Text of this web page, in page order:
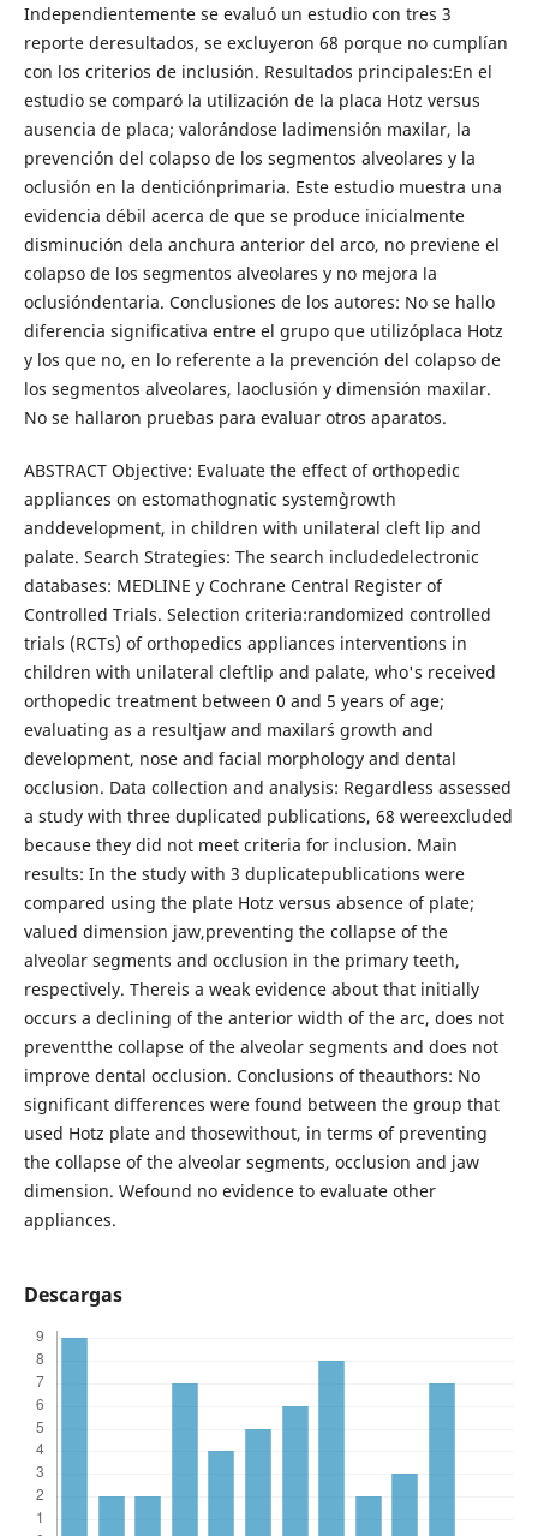
Independientemente se evaluó un estudio con tres 3
reporte deresultados, se excluyeron 68 porque no cumplían
con los criterios de inclusión. Resultados principales:En el
estudio se comparó la utilización de la placa Hotz versus
ausencia de placa; valorándose ladimensión maxilar, la
prevención del colapso de los segmentos alveolares y la
oclusión en la denticiónprimaria. Este estudio muestra una
evidencia débil acerca de que se produce inicialmente
disminución dela anchura anterior del arco, no previene el
colapso de los segmentos alveolares y no mejora la
oclusióndentaria. Conclusiones de los autores: No se hallo
diferencia significativa entre el grupo que utilizóplaca Hotz
y los que no, en lo referente a la prevención del colapso de
los segmentos alveolares, laoclusión y dimensión maxilar.
No se hallaron pruebas para evaluar otros aparatos.
ABSTRACT Objective: Evaluate the effect of orthopedic
appliances on estomathognatic system`growth
anddevelopment, in children with unilateral cleft lip and
palate. Search Strategies: The search includedelectronic
databases: MEDLINE y Cochrane Central Register of
Controlled Trials. Selection criteria:randomized controlled
trials (RCTs) of orthopedics appliances interventions in
children with unilateral cleftlip and palate, who's received
orthopedic treatment between 0 and 5 years of age;
evaluating as a resultjaw and maxilar´s growth and
development, nose and facial morphology and dental
occlusion. Data collection and analysis: Regardless assessed
a study with three duplicated publications, 68 wereexcluded
because they did not meet criteria for inclusion. Main
results: In the study with 3 duplicatepublications were
compared using the plate Hotz versus absence of plate;
valued dimension jaw,preventing the collapse of the
alveolar segments and occlusion in the primary teeth,
respectively. Thereis a weak evidence about that initially
occurs a declining of the anterior width of the arc, does not
preventthe collapse of the alveolar segments and does not
improve dental occlusion. Conclusions of theauthors: No
significant differences were found between the group that
used Hotz plate and thosewithout, in terms of preventing
the collapse of the alveolar segments, occlusion and jaw
dimension. Wefound no evidence to evaluate other
appliances.
Descargas